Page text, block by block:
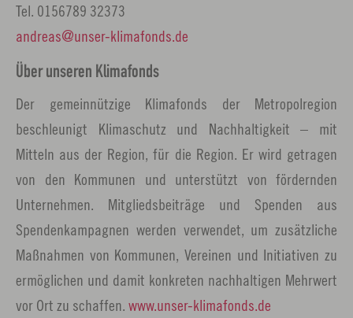
Tel. 0156789 32373
andreas
unser-klimafonds.de
Über unseren Klimafonds
Der gemeinnützige Klimafonds der Metropolregion
beschleunigt Klimaschutz und Nachhaltigkeit – mit
Mitteln aus der Region, für die Region. Er wird getragen
von den Kommunen und unterstützt von fördernden
Unternehmen. Mitgliedsbeiträge und Spenden aus
Spendenkampagnen werden verwendet, um zusätzliche
Maßnahmen von Kommunen, Vereinen und Initiativen zu
ermöglichen und damit konkreten nachhaltigen Mehrwert
vor Ort zu schaffen. www.unser-klimafonds.de